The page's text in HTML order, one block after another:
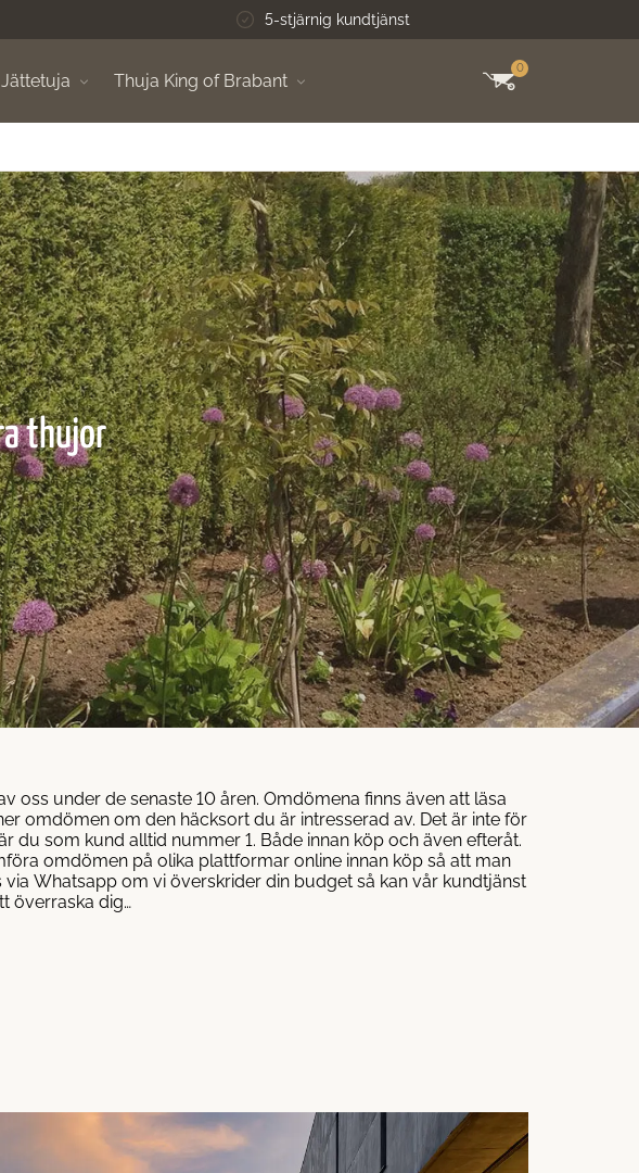
5-stjärnig kundtjänst
Jättetuja Thuja King of Brabant
0
thujor
under de senaste 10 åren. Omdömena finns även att läsa
omdömen om den häcksort du är intresserad av. Det är inte för
du som kund alltid nummer 1. Både innan köp och även efteråt.
omdömen på olika plattformar online innan köp så att man
Whatsapp om vi överskrider din budget så kan vår kundtjänst
överraska dig…